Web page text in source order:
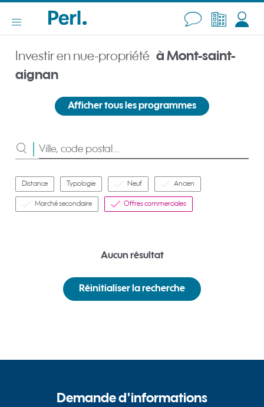
Investir en nue-propriété à Mont-saint-
aignan
Afficher tous les programmes
Distance Typologie Neuf Ancien
Marché secondaire Offres commerciales
Aucun résultat
Réinitialiser la recherche
Demande d'informations